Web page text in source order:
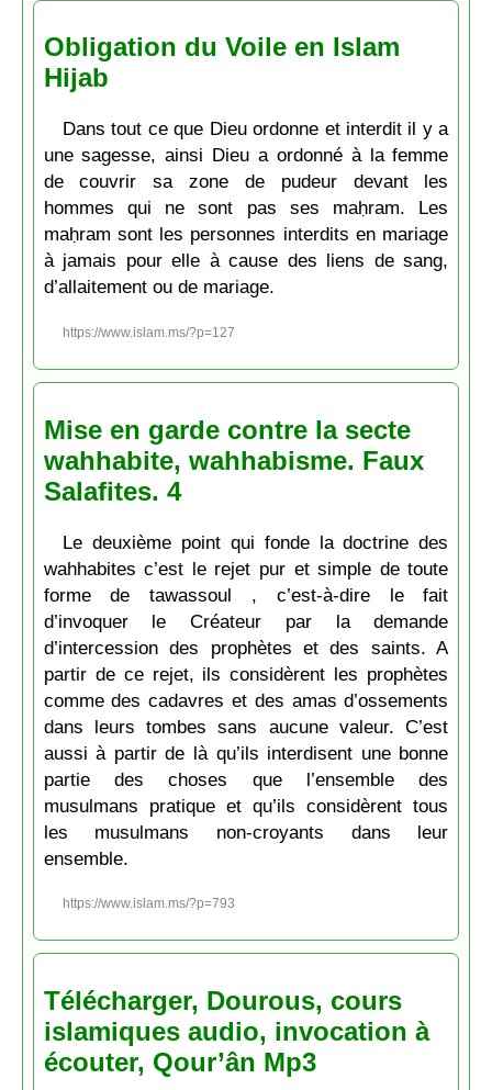
Obligation du Voile en Islam
Hijab
Dans tout ce que Dieu ordonne et interdit il y a
une sagesse, ainsi Dieu a ordonné à la femme
de couvrir sa zone de pudeur devant les
hommes qui ne sont pas ses maḥram. Les
maḥram sont les personnes interdits en mariage
à jamais pour elle à cause des liens de sang,
d’allaitement ou de mariage.
https://www.islam.ms/?p=127
Mise en garde contre la secte
wahhabite, wahhabisme. Faux
Salafites. 4
Le deuxième point qui fonde la doctrine des
wahhabites c’est le rejet pur et simple de toute
forme de tawassoul , c’est-à-dire le fait
d’invoquer le Créateur par la demande
d’intercession des prophètes et des saints. A
partir de ce rejet, ils considèrent les prophètes
comme des cadavres et des amas d’ossements
dans leurs tombes sans aucune valeur. C’est
aussi à partir de là qu’ils interdisent une bonne
partie des choses que l’ensemble des
musulmans pratique et qu’ils considèrent tous
les musulmans non-croyants dans leur
ensemble.
https://www.islam.ms/?p=793
Télécharger, Dourous, cours
islamiques audio, invocation à
écouter, Qour’ân Mp3